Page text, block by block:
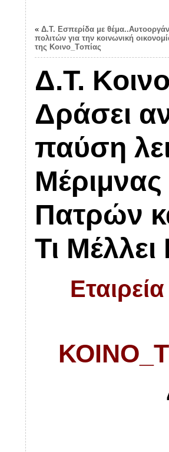
« Δ.Τ. Εσπερίδα με
πολιτών για την κοινωνική
της Κοινο_Tοπίας
Δ.Τ.
Δράσει
παύση
Πατρών
Τι Μέλλει